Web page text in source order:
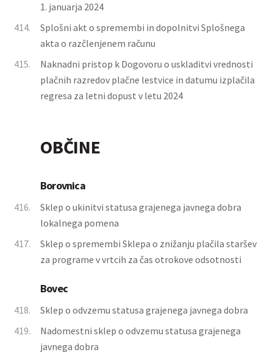
1. januarja 2024
414.
Splošni akt o spremembi in dopolnitvi Splošnega
akta o razčlenjenem računu
415.
Naknadni pristop k Dogovoru o uskladitvi vrednosti
plačnih razredov plačne lestvice in datumu izplačila
regresa za letni dopust v letu 2024
OBČINE
Borovnica
416.
Sklep o ukinitvi statusa grajenega javnega dobra
lokalnega pomena
417.
Sklep o spremembi Sklepa o znižanju plačila staršev
za programe v vrtcih za čas otrokove odsotnosti
Bovec
418.
Sklep o odvzemu statusa grajenega javnega dobra
419.
Nadomestni sklep o odvzemu statusa grajenega
javnega dobra